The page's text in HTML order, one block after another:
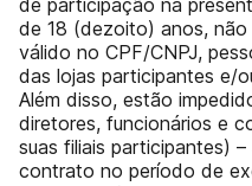
de participação na
de 18 (dezoito) anos,
válido no CPF/CNPJ,
das lojas participantes e/
Além disso, estão
diretores, funcionários e
suas filiais participantes)
contrato no período de